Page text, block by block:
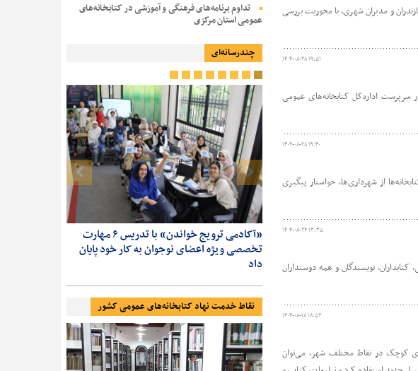
و مدیران شهری، با محوریت بررسی
۱۴۰۴-۰۸-۲۸ ۱۹:۵۱
سرپرست اداره‌کل کتابخانه‌های عمومی
۱۴۰۴-۰۸-۲۸ ۱۹:۴۰
از شهرداری‌ها، خواستار پیگیری
۱۴۰۴-۰۸-۲۴ ۱۳:۳۵
کتابداران، نویسندگان و همه دوستداران
۱۴۰۴-۰۸-۱۸ ۱۸:۵۳
کوچک در نقاط مختلف شهر، می‌توان
تداوم برنامه‌های فرهنگی و آموزشی در کتابخانه‌های
عمومی استان مرکزی
چندرسانه‌ای
آکادمی ترویج خواندن با حضور
«آکادمی ترویج خواندن» با تدریس ۶ مهارت
تخصصی ویژه اعضای نوجوان به کار خود پایان
داد
نقاط خدمت نهاد کتابخانه‌های عمومی کشور